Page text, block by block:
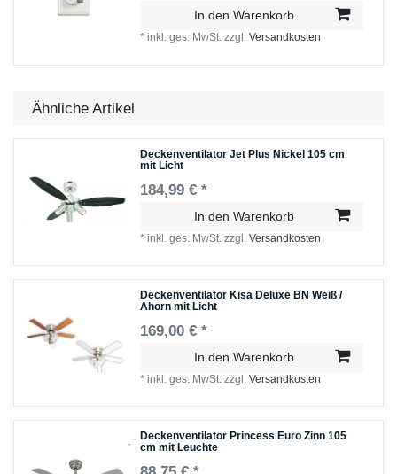
In den Warenkorb
*inkl. ges. MwSt. zzgl.Versandkosten
Ähnliche Artikel
Deckenventilator Jet Plus Nickel 105 cm
mit Licht
184,99 € *
In den Warenkorb
*inkl. ges. MwSt. zzgl.Versandkosten
Deckenventilator Kisa Deluxe BN Weiß /
Ahorn mit Licht
169,00 € *
In den Warenkorb
*inkl. ges. MwSt. zzgl.Versandkosten
Deckenventilator Princess Euro Zinn 105
cm mit Leuchte